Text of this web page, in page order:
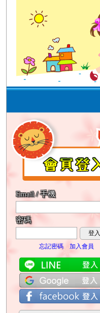
Email / 手機
密碼
登入
忘記密碼
加入會員